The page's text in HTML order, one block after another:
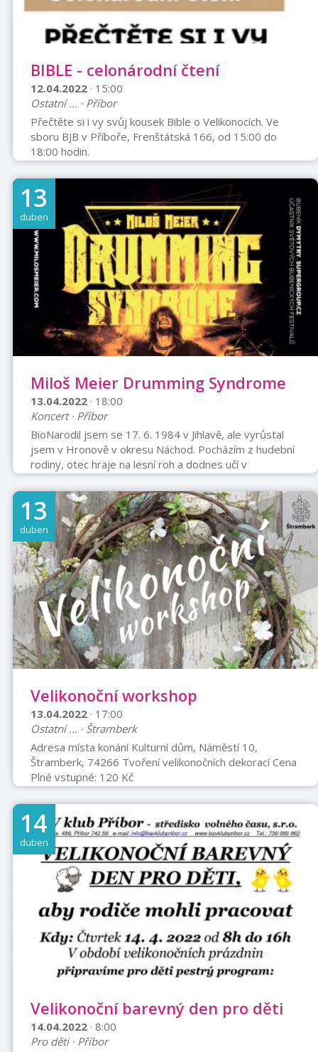
BIBLE - celonárodní čtení
12.04.2022 · 15:00
Ostatní ... · Příbor
Přečtěte si i vy svůj kousek Bible o Velikonocích. Ve
sboru BJB v Příboře, Frenštátská 166, od 15:00 do
18:00 hodin.
13
duben
Miloš Meier Drumming Syndrome
13.04.2022 · 18:00
Koncert · Příbor
BioNarodil jsem se 17. 6. 1984 v Jihlavě, ale vyrůstal
jsem v Hronově v okresu Náchod. Pocházím z hudební
rodiny, otec hraje na lesní roh a dodnes učí v
hronovské hudební škole hře na dechové nástroje a
vede školní dechový orchestr. Moje sestra je také
hornistka a působí v Karlovarském symfonickém
orchestru. Matka pracovala jako vychovatelka a učitelka
hudební výchovy a jiných předmětů na prvním stupni
základní školy Žďárky vzdálené 4 km od Hronova. K
hudbě jsem tedy měl blízko již od narození, ...
13
duben
Velikonoční workshop
13.04.2022 · 17:00
Ostatní ... · Štramberk
Adresa místa konání Kulturní dům, Náměstí 10,
Štramberk, 74266 Tvoření velikonočních dekorací Cena
Plné vstupné: 120 Kč
14
duben
Velikonoční barevný den pro děti
14.04.2022 · 8:00
Pro děti · Příbor